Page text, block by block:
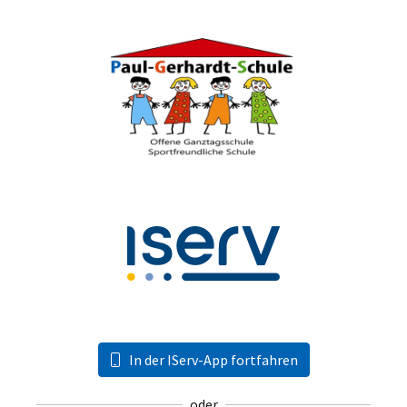
In der IServ-App fortfahren